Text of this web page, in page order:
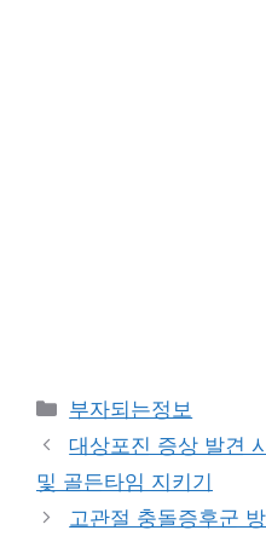
카
테
고
리
부자되는정보
대상포진 증상 발견
및 골든타임 지키기
고관절 충돌증후군